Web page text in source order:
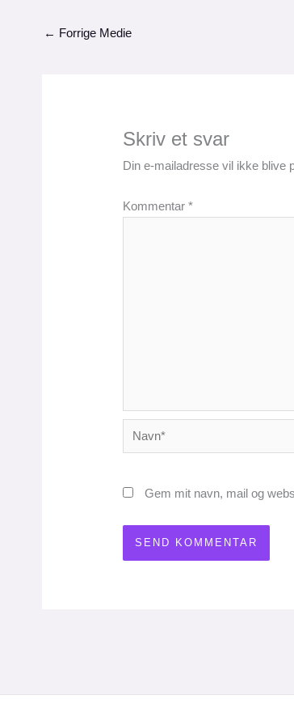
← Forrige Medie
Skriv et svar
Din e-mailadresse vil ikke blive
Kommentar*
Navn*
Gem mit navn, mail og